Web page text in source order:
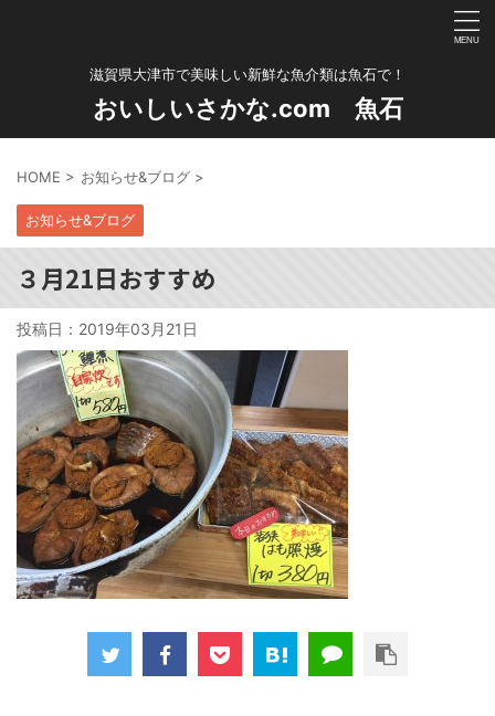
滋賀県大津市で美味しい新鮮な魚介類は魚石で！
おいしいさかな.com 魚石
HOME > お知らせ&ブログ >
お知らせ&ブログ
３月21日おすすめ
投稿日： 2019年03月21日